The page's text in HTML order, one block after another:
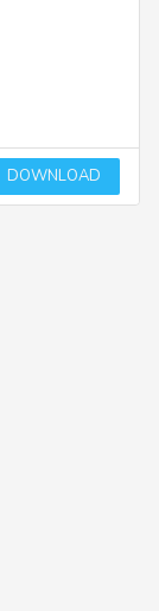
DOWNLOAD